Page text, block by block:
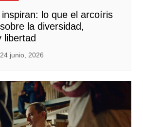
lo que el arcoíris
la diversidad,
libertad
24 junio, 2026